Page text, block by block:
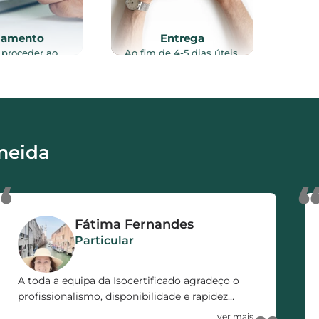
proceder ao
Entrega
Ao fim de 4-5 dias úteis,
Fátima Fernandes
Particular
A toda a equipa da Isocertificado agradeço o
profissionalismo, disponibilidade e rapidez
demonstrada no decorrer de todo o processo